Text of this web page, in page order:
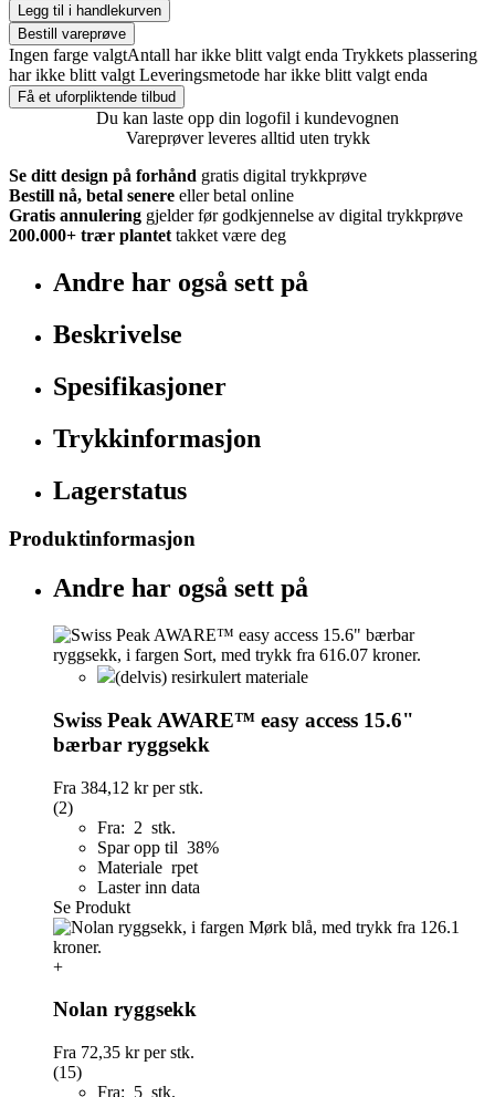
Legg til i handlekurven
Bestill vareprøve
Ingen farge valgtAntall har ikke blitt valgt enda Trykkets plassering
har ikke blitt valgt Leveringsmetode har ikke blitt valgt enda
Få et uforpliktende tilbud
Du kan laste opp din logofil i kundevognen
Vareprøver leveres alltid uten trykk
Se ditt design på forhånd gratis digital trykkprøve
Bestill nå, betal senere eller betal online
Gratis annulering gjelder før godkjennelse av digital trykkprøve
200.000+ trær plantet takket være deg
Andre har også sett på
Beskrivelse
Spesifikasjoner
Trykkinformasjon
Lagerstatus
Produktinformasjon
Andre har også sett på
(delvis) resirkulert materiale
Swiss Peak AWARE™ easy access 15.6"
bærbar ryggsekk
Fra 384,12 krper stk.
(2)
Fra: 2 stk.
Spar opp til 38%
Materiale rpet
Laster inn data
Se Produkt
+
Nolan ryggsekk
Fra 72,35 krper stk.
(15)
Fra: 5 stk.